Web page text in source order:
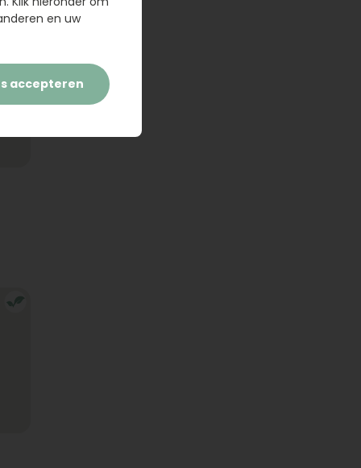
en uw
accepteren